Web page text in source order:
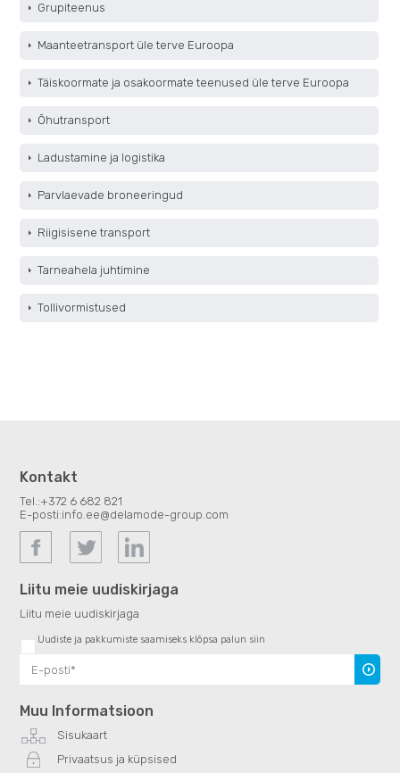
Grupiteenus
Maanteetransport üle terve Euroopa
Täiskoormate ja osakoormate teenused üle terve Euroopa
Õhutransport
Ladustamine ja logistika
Parvlaevade broneeringud
Riigisisene transport
Tarneahela juhtimine
Tollivormistused
Kontakt
Tel.:+372 6 682 821
E-posti:info.ee@delamode-group.com
Liitu meie uudiskirjaga
Liitu meie uudiskirjaga
Uudiste ja pakkumiste saamiseks klõpsa palun siin
Muu Informatsioon
Sisukaart
Privaatsus ja küpsised